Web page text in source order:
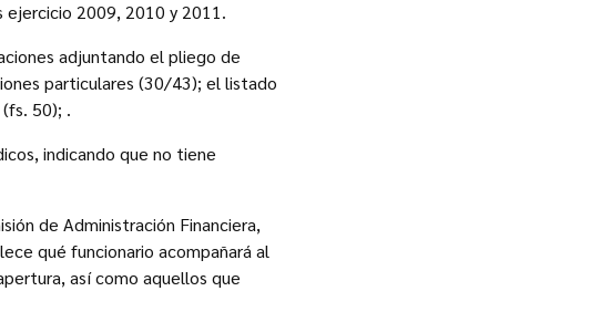
ejercicio 2009, 2010 y 2011.
adjuntando el pliego de
particulares (30/43); el listado
50); .
indicando que no tiene
de Administración Financiera,
qué funcionario acompañará al
así como aquellos que